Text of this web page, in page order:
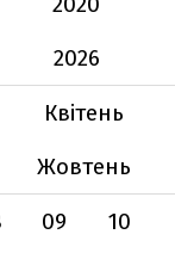
2026
Квітень
Жовтень
09 10